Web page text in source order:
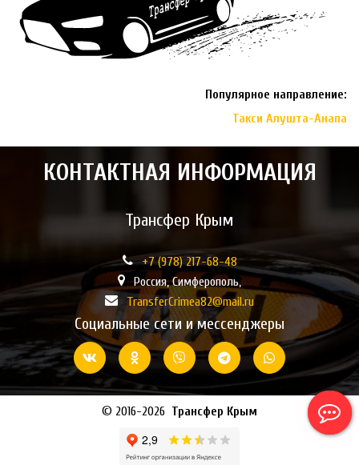
Популярное направление:
Такси Алушта-Анапа
КОНТАКТНАЯ ИНФОРМАЦИЯ
Трансфер Крым
+7 (978)217-68-48
Россия,Симферополь,
TransferCrimea82@mail.ru
Социальные сети и мессенджеры
© 2016-2026 Трансфер Крым